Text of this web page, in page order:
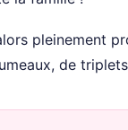
pleinement
de